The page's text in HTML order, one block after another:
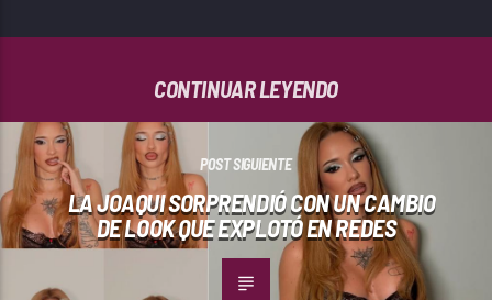
CONTINUAR LEYENDO
POST SIGUIENTE
LA JOAQUI SORPRENDIÓ CON UN CAMBIO
DE LOOK QUE EXPLOTÓ EN REDES